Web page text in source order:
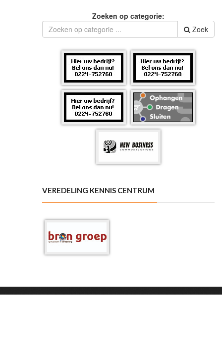
Zoeken op categorie:
Zoek
VEREDELING KENNIS CENTRUM